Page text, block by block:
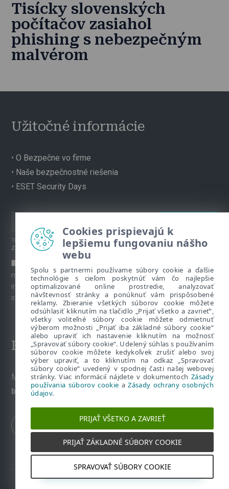
Tisícky slovenských
počítačov zasiahol
phishing s nebezpečným
malvérom
Užitočné informácie
•O Bezpečne vo firme
• Naše bezpečnostné riešenia
• ESET Security Days
Túto stránku chráni reCAPTCHA, platiaPravidlá ochrany súkromiaa
Zmluvné podmienkyspoločnosti Google.
marketingových materiálov prostredníctvom emailu. Viac
informácií o spracúvaní osobných údajov je k dispozícii na
stránke venovanej
Ochrane súkromia.
Kontakt
Máte nezodpovedané otázky? Napíšte nám:
bezpecnevofirme@eset.sk
2022 - 2026 Copyright © ESET, spol. s r.o. Všetky práva
Cookies prispievajú k
lepšiemu fungovaniu nášho
webu
Spolu s partnermi používame súbory cookie a ďalšie
technológie s cieľom poskytnúť vám čo najlepšie
optimalizované online prostredie, analyzovať
návštevnosť stránky a ponúknuť vám prispôsobené
reklamy. Zbieranie všetkých súborov cookie môžete
odsúhlasiť kliknutím na tlačidlo „Prijať všetko a zavrieť“,
všetky voliteľné súbory cookie môžete odmietnuť
výberom možnosti „Prijať iba základné súbory cookie“
alebo upraviť ich nastavenie kliknutím na možnosť
„Spravovať súbory cookie“. Udelený súhlas s používaním
súborov cookie môžete kedykoľvek zrušiť alebo svoj
výber upraviť, a to kliknutím na odkaz „Spravovať
súbory cookie“ uvedený v spodnej časti našej webovej
stránky. Viac informácií nájdete v dokumentoch Zásady
používania súborov cookie aZásady ochrany osobných
údajov.
PRIJAŤ VŠETKO A ZAVRIEŤ
PRIJAŤ ZÁKLADNÉ SÚBORY COOKIE
SPRAVOVAŤ SÚBORY COOKIE